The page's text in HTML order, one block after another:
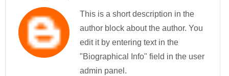
This is a short description in the
author block about the author. You
edit it by entering text in the
"Biographical Info" field in the user
admin panel.